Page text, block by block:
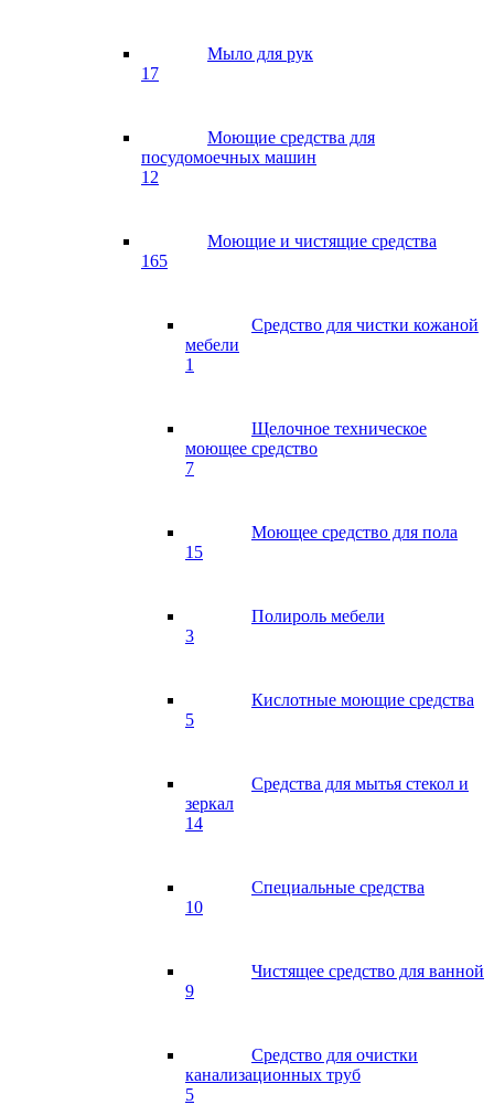
Мыло для рук
17
Моющие средства для
посудомоечных машин
12
Моющие и чистящие средства
165
Средство для чистки кожаной
мебели
1
Щелочное техническое
моющее средство
7
Моющее средство для пола
15
Полироль мебели
3
Кислотные моющие средства
5
Средства для мытья стекол и
зеркал
14
Специальные средства
10
Чистящее средство для ванной
9
Средство для очистки
канализационных труб
5